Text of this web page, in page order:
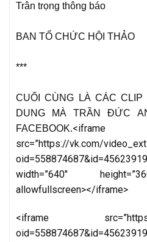
Trân trọng thông báo
BAN TỔ CHỨC HỘI THẢO
***
CUỐI CÙNG LÀ CÁC CLIP
DUNG MÀ TRẦN ĐỨC
FACEBOOK.<iframe
src=”https://vk.com/
width=”640″
allowfullscreen></iframe>
<iframe src=”https://